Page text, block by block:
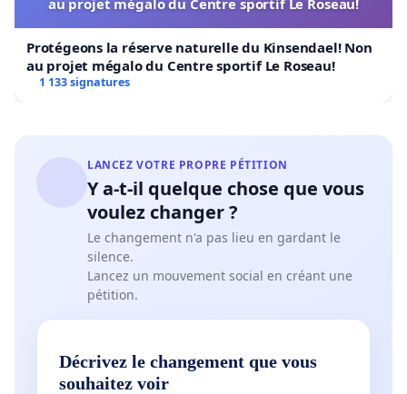
au projet mégalo du Centre sportif Le Roseau!
Protégeons la réserve naturelle du Kinsendael! Non
au projet mégalo du Centre sportif Le Roseau!
1 133 signatures
LANCEZ VOTRE PROPRE PÉTITION
Y a-t-il quelque chose que vous
voulez changer ?
Le changement n'a pas lieu en gardant le
silence.
Lancez un mouvement social en créant une
pétition.
Décrivez le changement que vous
souhaitez voir